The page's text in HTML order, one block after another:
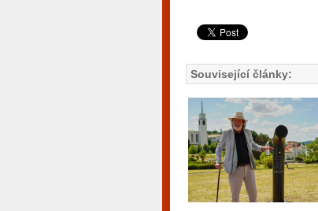
Související články: